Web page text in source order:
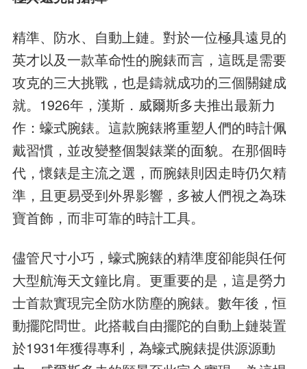
精準、防水、自動上鏈。對於一位極具遠見的
英才以及一款革命性的腕錶而言，這既是需要
攻克的三大挑戰，也是鑄就成功的三個關鍵成
就。1926年，漢斯．威爾斯多夫推出最新力
作：蠔式腕錶。這款腕錶將重塑人們的時計佩
戴習慣，並改變整個製錶業的面貌。在那個時
代，懷錶是主流之選，而腕錶則因走時仍欠精
準，且更易受到外界影響，多被人們視之為珠
寶首飾，而非可靠的時計工具。
儘管尺寸小巧，蠔式腕錶的精準度卻能與任何
大型航海天文鐘比肩。更重要的是，這是勞力
士首款實現完全防水防塵的腕錶。數年後，恒
動擺陀問世。此搭載自由擺陀的自動上鏈裝置
於1931年獲得專利，為蠔式腕錶提供源源動